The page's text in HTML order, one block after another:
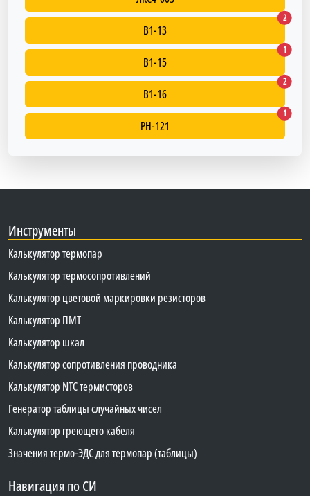
В1-13
2В1-13
В1-15
1В1-15
В1-16
2В1-16
PH-121
1PH-121
Инструменты
Калькулятор термопар
Калькулятор термосопротивлений
Калькулятор цветовой маркировки резисторов
Калькулятор ПМТ
Калькулятор шкал
Калькулятор сопротивления проводника
Калькулятор NTC термисторов
Генератор таблицы случайных чисел
Калькулятор греющего кабеля
Значения термо-ЭДС для термопар (таблицы)
Навигация по СИ